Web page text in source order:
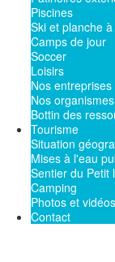
Piscines
Ski et planche
Camps de jour
Soccer
Loisirs
Nos entreprises
Nos organismes
Bottin des
Tourisme
Situation
Mises à l'eau
Sentier du Petit
Camping
Photos et vidéos
Contact